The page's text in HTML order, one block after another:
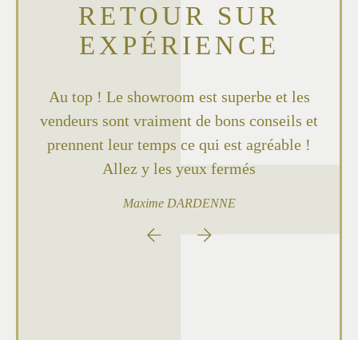
RETOUR SUR
EXPÉRIENCE
Au top ! Le showroom est superbe et les
vendeurs sont vraiment de bons conseils et
prennent leur temps ce qui est agréable !
Allez y les yeux fermés
Maxime DARDENNE